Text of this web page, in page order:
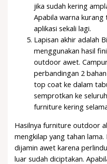
jika sudah kering
Apabila warna kurang
aplikasi sekali lagi.
Lapisan akhir adalah
menggunakan hasil
outdoor awet.
perbandingan 2
top coat ke dalam
semprotkan ke
furniture kering
Hasilnya furniture outdoor
mengkilap yang tahan
dijamin awet karena
luar sudah diciptakan.